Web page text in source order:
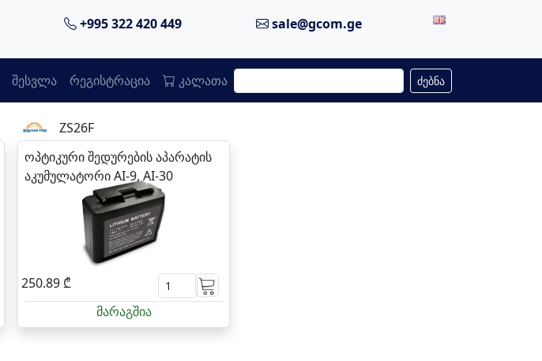
+995 322 420 449 sale@gcom.ge
შესვლა რეგისტრაცია კალათა ძებნა
ZS26F
ოპტიკური შედურების აპარატის
აკუმულატორი AI-9, AI-30
250.89 ₾
მარაგშია